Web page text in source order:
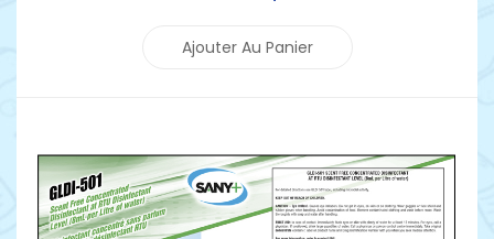
Ajouter Au Panier